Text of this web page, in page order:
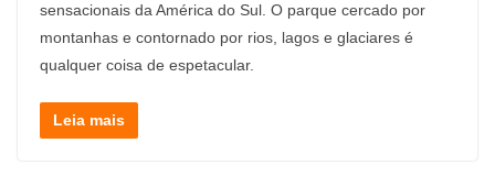
sensacionais da América do Sul. O parque cercado por
montanhas e contornado por rios, lagos e glaciares é
qualquer coisa de espetacular.
Leia mais